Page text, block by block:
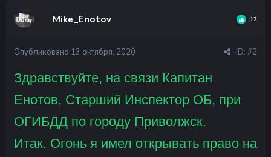
Mike_Enotov 12
· ID: #2
Опубликовано 13 октября, 2020
Здравствуйте, на связи Капитан
Енотов, Старший Инспектор ОБ, при
ОГИБДД по городу Приволжск.
Итак. Огонь я имел открывать право на